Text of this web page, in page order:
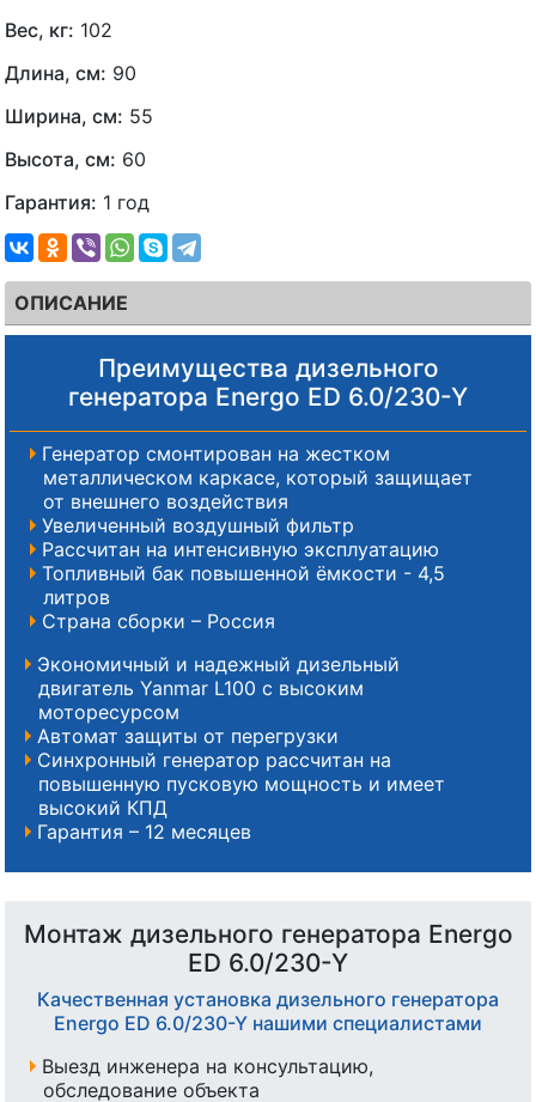
Вес, кг: 102
Длина, см: 90
Ширина, см: 55
Высота, см: 60
Гарантия: 1 год
ОПИСАНИЕ
Преимущества дизельного
генератора Energo ED 6.0/230-Y
Генератор смонтирован на жестком
металлическом каркасе, который защищает
от внешнего воздействия
Увеличенный воздушный фильтр
Рассчитан на интенсивную эксплуатацию
Топливный бак повышенной ёмкости - 4,5
литров
Страна сборки – Россия
Экономичный и надежный дизельный
двигатель Yanmar L100 с высоким
моторесурсом
Автомат защиты от перегрузки
Синхронный генератор рассчитан на
повышенную пусковую мощность и имеет
высокий КПД
Гарантия – 12 месяцев
Монтаж дизельного генератора Energo
ED 6.0/230-Y
Качественная установка дизельного генератора
Energo ED 6.0/230-Y нашими специалистами
Выезд инженера на консультацию,
обследование объекта